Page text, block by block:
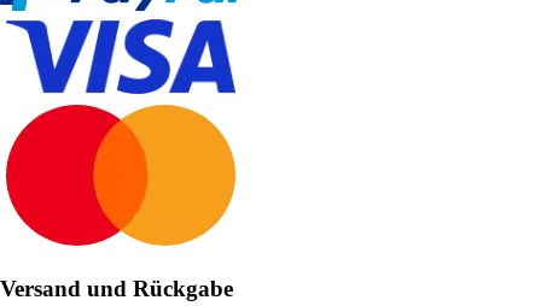
Versand und Rückgabe